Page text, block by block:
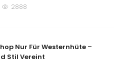
2888
Nur Für Westernhüte –
Stil Vereint